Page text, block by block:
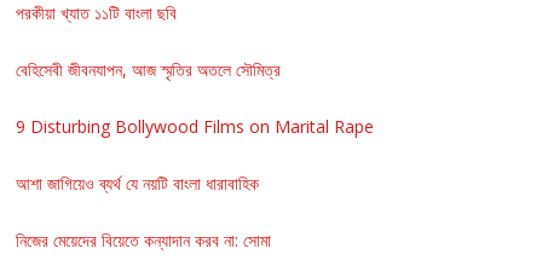
পরকীয়া খ্যাত ১১টি বাংলা ছবি
বেহিসেবী জীবনযাপন, আজ স্মৃতির অতলে সৌমিত্র
9 Disturbing Bollywood Films on Marital Rape
আশা জাগিয়েও ব্যর্থ যে নয়টি বাংলা ধারাবাহিক
নিজের মেয়েদের বিয়েতে কন্যাদান করব না: সোমা